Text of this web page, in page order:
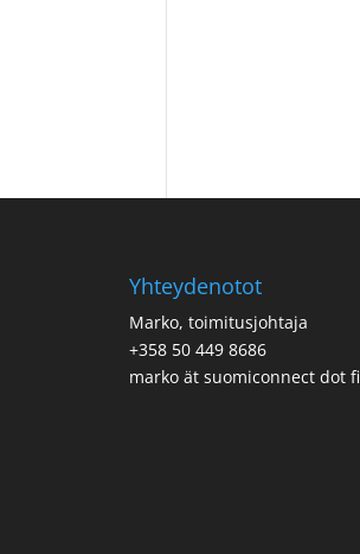
Yhteydenotot
Marko, toimitusjohtaja
+358 50 449 8686
marko ät suomiconnect dot fi